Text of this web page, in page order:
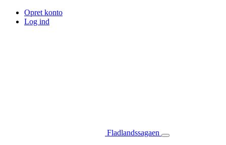
Opret konto
Log ind
Fladlandssagaen